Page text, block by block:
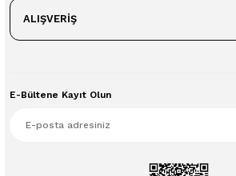
ALIŞVERİŞ
E-Bültene Kayıt Olun